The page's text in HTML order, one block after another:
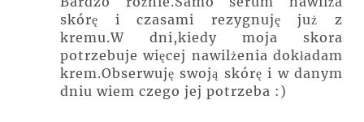
skórę i czasami rezygnuję już z
kremu.W dni,kiedy moja skora
potrzebuje więcej nawilżenia dokładam
krem.Obserwuję swoją skórę i w danym
dniu wiem czego jej potrzeba :)